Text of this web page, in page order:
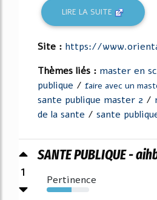
LIRE LA SUITE
Site : https://
Thèmes liés : master en
publique / faire avec un
sante publique master 2 /
de la sante / sante
1
SANTE PUBLIQUE -
Pertinence
58%